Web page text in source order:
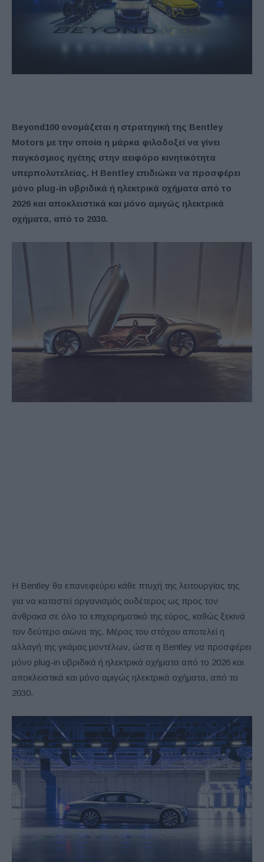
Beyond100 ονομάζεται η στρατηγική της Bentley
Motors με την οποία η μάρκα φιλοδοξεί να γίνει
παγκόσμιος ηγέτης στην αειφόρο κινητικότητα
υπερπολυτελείας. Η Bentley επιδιώκει να προσφέρει
μόνο plug-in υβριδικά ή ηλεκτρικά οχήματα από το
2026 και αποκλειστικά και μόνο αμιγώς ηλεκτρικά
οχήματα, από το 2030.
Η Bentley θα επανεφεύρει κάθε πτυχή της λειτουργίας της
για να καταστεί οργανισμός ουδέτερος ως προς τον
άνθρακα σε όλο το επιχειρηματικό της εύρος, καθώς ξεκινά
τον δεύτερο αιώνα της. Μέρος του στόχου αποτελεί η
αλλαγή της γκάμας μοντέλων, ώστε η Bentley να προσφέρει
μόνο plug-in υβριδικά ή ηλεκτρικά οχήματα από το 2026 και
αποκλειστικά και μόνο αμιγώς ηλεκτρικά οχήματα, από το
2030.